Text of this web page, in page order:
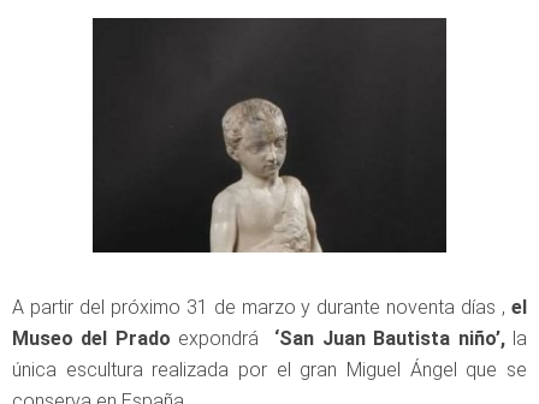
A partir del próximo 31 de marzo y durante noventa días , el
Museo del Prado expondrá ‘San Juan Bautista niño’,la
única escultura realizada por el gran Miguel Ángel que se